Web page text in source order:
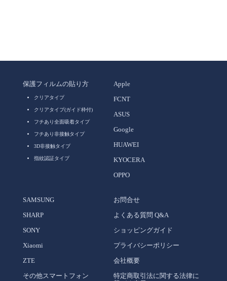
保護フィルムの貼り方
クリアタイプ
クリアタイプ(ガイド枠付)
フチあり全面吸着タイプ
フチあり非接触タイプ
3D非接触タイプ
指紋認証タイプ
Apple
FCNT
ASUS
Google
HUAWEI
KYOCERA
OPPO
SAMSUNG
SHARP
SONY
Xiaomi
ZTE
その他スマートフォン
お問合せ
よくある質問 Q&A
ショッピングガイド
プライバシーポリシー
会社概要
特定商取引法に関する法律に